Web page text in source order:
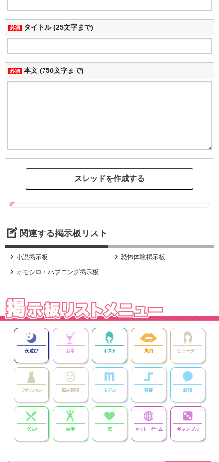
必須 タイトル (25文字まで)
必須 本文 (750文字まで)
関連する掲示板リスト
 小説掲示板  恐怖体験掲示板
 オモシロ・ハプニング掲示板
夜遊び お水 ホスト 風俗 ビューティ
ファッション 悩み相談 モデル 芸能 雑談
グルメ 生活 恋 ネット・ゲーム ギャンブル